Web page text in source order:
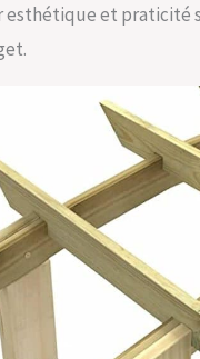
esthétique et praticité